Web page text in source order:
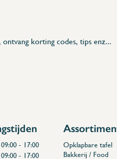
korting codes, tips enz...
09:00 - 17:00
09:00 - 17:00
Opklapbare tafel
Bakkerij / Food